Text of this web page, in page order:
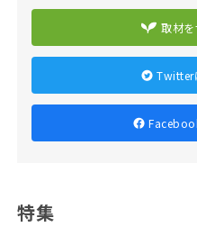
取材
Twitter
特集